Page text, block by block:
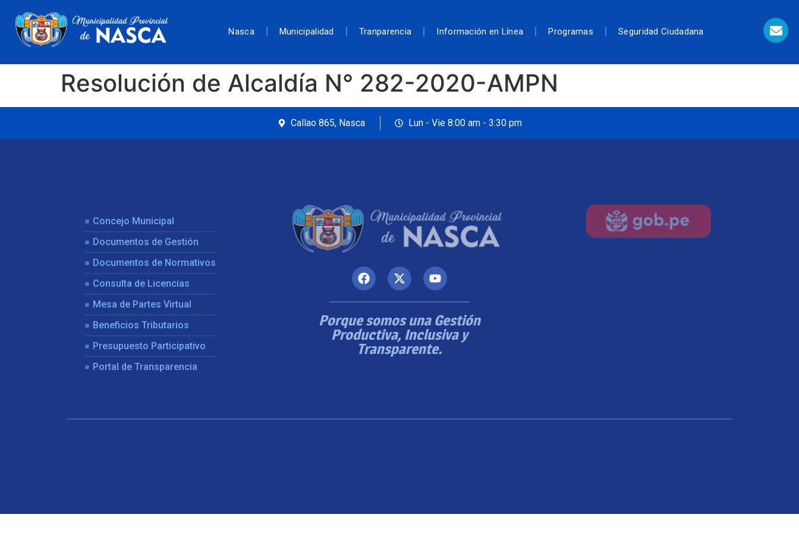
Nasca Municipalidad Tranparencia Información en Línea Programas Seguridad Ciudadana
Resolución de Alcaldía N° 282-2020-AMPN
Callao 865, Nasca Lun - Vie 8:00 am - 3:30 pm
Concejo Municipal
Documentos de Gestión
Documentos de Normativos
Consulta de Licencias
Mesa de Partes Virtual
Beneficios Tributarios
Presupuesto Participativo
Portal de Transparencia
Porque somos una Gestión
Productiva, Inclusiva y
Transparente.